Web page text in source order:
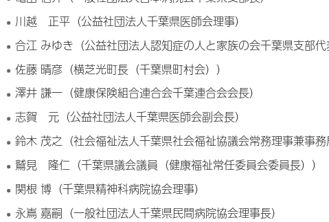
川越 正平（公益社団法人千葉県医師会理事）
合江 みゆき（公益社団法人認知症の人と家族の会千葉県支部代
佐藤 晴彦（横芝光町長（千葉県町村会））
澤井 謙一（健康保険組合連合会千葉連合会会長）
志賀 元（公益社団法人千葉県医師会副会長）
鈴木 茂之（社会福祉法人千葉県社会福祉協議会常務理事兼事務
鷲見 隆仁（千葉県議会議員（健康福祉常任委員会委員長））
関根 博（千葉県精神科病院協会理事）
永嶌 嘉嗣（一般社団法人千葉県民間病院協会理事長）